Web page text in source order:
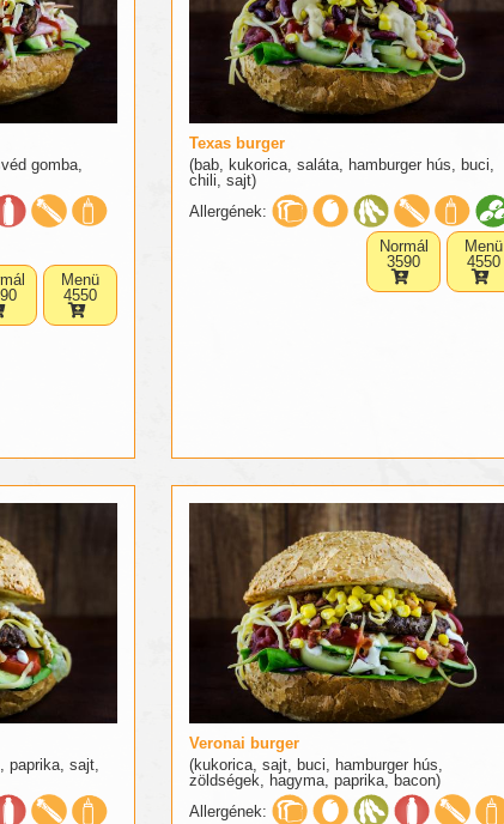
gomba,
Menü
4550
Texas burger
(bab, kukorica, saláta, hamburger hús, buci,
chili, sajt)
Allergének:
Normál
3590
Menü
4550
paprika, sajt,
Veronai burger
(kukorica, sajt, buci, hamburger hús,
zöldségek, hagyma, paprika, bacon)
Allergének: